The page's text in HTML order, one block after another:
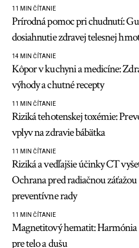
11 MIN ČÍTANIE
Prírodná pomoc pri chudnutí:
dosiahnutie zdravej telesnej
14 MIN ČÍTANIE
Kôpor v kuchyni a medicíne:
výhody a chutné recepty
11 MIN ČÍTANIE
Riziká tehotenskej toxémie:
vplyv na zdravie bábätka
11 MIN ČÍTANIE
Riziká a vedľajšie účinky CT
Ochrana pred radiačnou záťažou
preventívne rady
11 MIN ČÍTANIE
Magnetitový hematit: Harmónia
pre telo a dušu